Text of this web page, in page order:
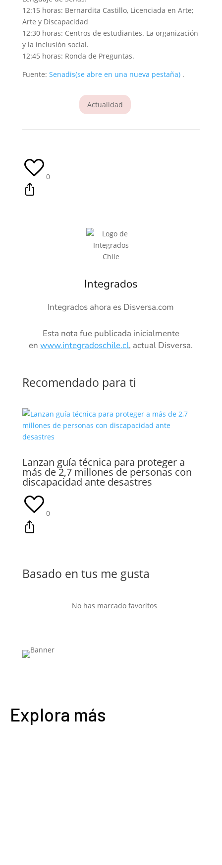
12:15 horas: Bernardita Castillo, Licenciada en Arte;
Arte y Discapacidad
12:30 horas: Centros de estudiantes. La organización
y la inclusión social.
12:45 horas: Ronda de Preguntas.
Fuente: Senadis(se abre en una nueva pestaña) .
Actualidad
0
Integrados
Integrados ahora es Disversa.com
Esta nota fue publicada inicialmente
enwww.integradoschile.cl, actual Disversa.
Recomendado para ti
Lanzan guía técnica para proteger a
más de 2,7 millones de personas con
discapacidad ante desastres
0
Basado en tus me gusta
No has marcado favoritos
Explora más